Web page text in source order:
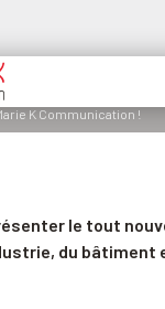
K Communication !
le tout
du